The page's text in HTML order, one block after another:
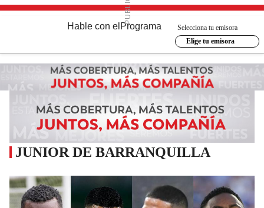
Hable con el Programa
Selecciona tu emisora
Elige tu emisora
JUNIOR DE BARRANQUILLA